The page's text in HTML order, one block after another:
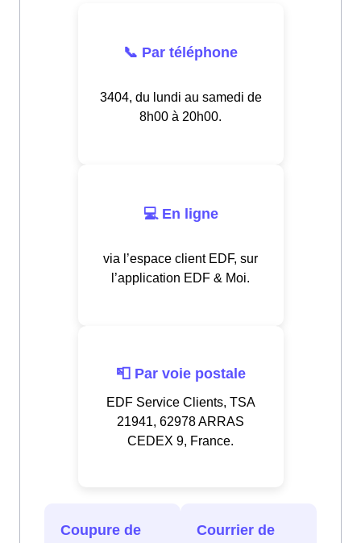
📞 Par téléphone
3404, du lundi au samedi de
8h00 à 20h00.
💻 En ligne
via l’espace client EDF, sur
l’application EDF & Moi.
📮 Par voie postale
EDF Service Clients, TSA
21941, 62978 ARRAS
CEDEX 9, France.
Coupure de
Courrier de